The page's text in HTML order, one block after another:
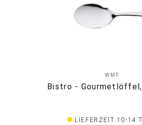
WMF
Bistro -
LIEFERZEIT 10-14